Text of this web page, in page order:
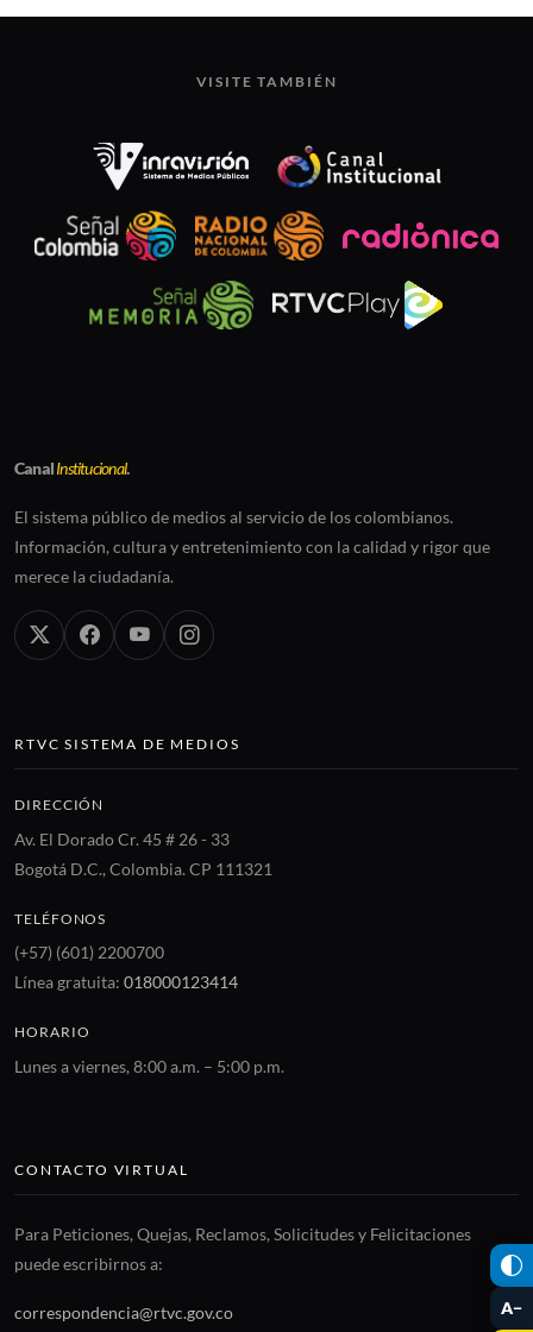
A−
VISITE TAMBIÉN
CanalInstitucional.
El sistema público de medios al servicio de los colombianos.
Información, cultura y entretenimiento con la calidad y rigor que
merece la ciudadanía.
RTVC SISTEMA DE MEDIOS
DIRECCIÓN
Av. El Dorado Cr. 45 # 26 - 33
Bogotá D.C., Colombia. CP 111321
TELÉFONOS
(+57) (601) 2200700
Línea gratuita: 018000123414
HORARIO
Lunes a viernes, 8:00 a.m. – 5:00 p.m.
CONTACTO VIRTUAL
Para Peticiones, Quejas, Reclamos, Solicitudes y Felicitaciones
puede escribirnos a:
correspondencia@rtvc.gov.co